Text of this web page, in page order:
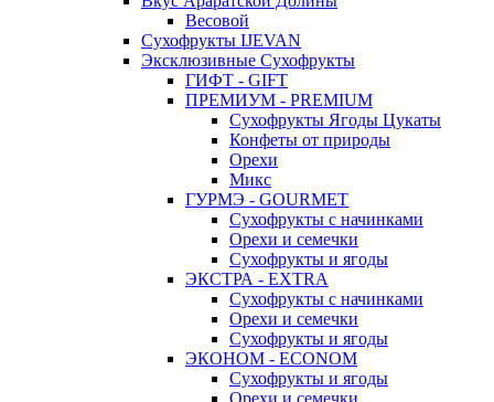
Весовой
Сухофрукты IJEVAN
Эксклюзивные Сухофрукты
ГИФТ - GIFT
ПРЕМИУМ - PREMIUM
Сухофрукты Ягоды Цукаты
Конфеты от природы
Орехи
Микс
ГУРМЭ - GOURMET
Сухофрукты с начинками
Орехи и семечки
Сухофрукты и ягоды
ЭКСТРА - EXTRA
Сухофрукты с начинками
Орехи и семечки
Сухофрукты и ягоды
ЭКОНОМ - ECONOM
Сухофрукты и ягоды
Орехи и семечки